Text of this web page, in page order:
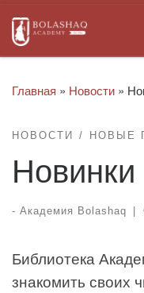
Skip to content
Главная » Новости »
НОВОСТИ НОВЫЕ
Новинки
- Академия Bolashaq
Библиотека
знакомить своих